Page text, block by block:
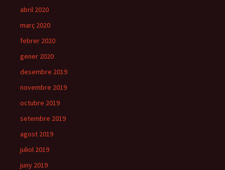
abril 2020
març 2020
febrer 2020
gener 2020
desembre 2019
novembre 2019
octubre 2019
setembre 2019
agost 2019
juliol 2019
juny 2019